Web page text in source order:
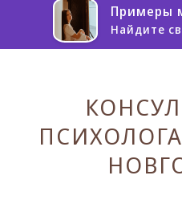
Примеры
Найдите